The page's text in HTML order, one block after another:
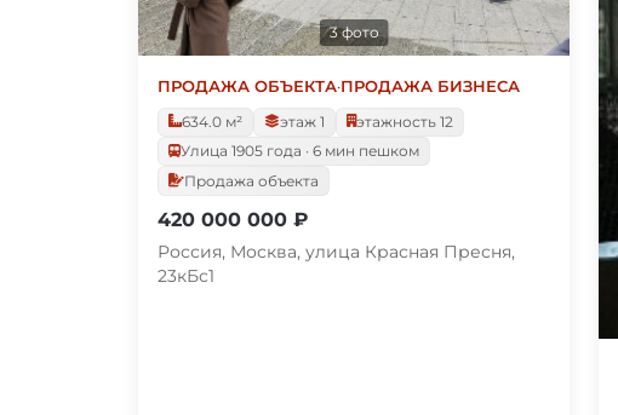
3 фото
ПРОДАЖА ОБЪЕКТА·ПРОДАЖА БИЗНЕСА
634.0 м²
этаж 1
этажность 12
Улица 1905 года · 6 мин пешком
Продажа объекта
420 000 000 ₽
Россия, Москва, улица Красная Пресня,
23кБс1